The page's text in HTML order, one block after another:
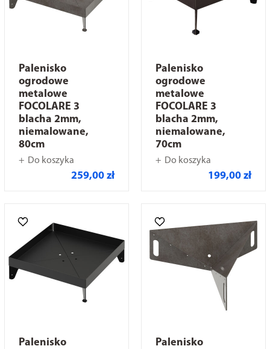
Palenisko
ogrodowe
metalowe
FOCOLARE 3
blacha 2mm,
niemalowane,
80cm
Do koszyka
259,00 zł
Palenisko
ogrodowe
metalowe
FOCOLARE 3
blacha 2mm,
niemalowane,
70cm
Do koszyka
199,00 zł
Palenisko
Palenisko